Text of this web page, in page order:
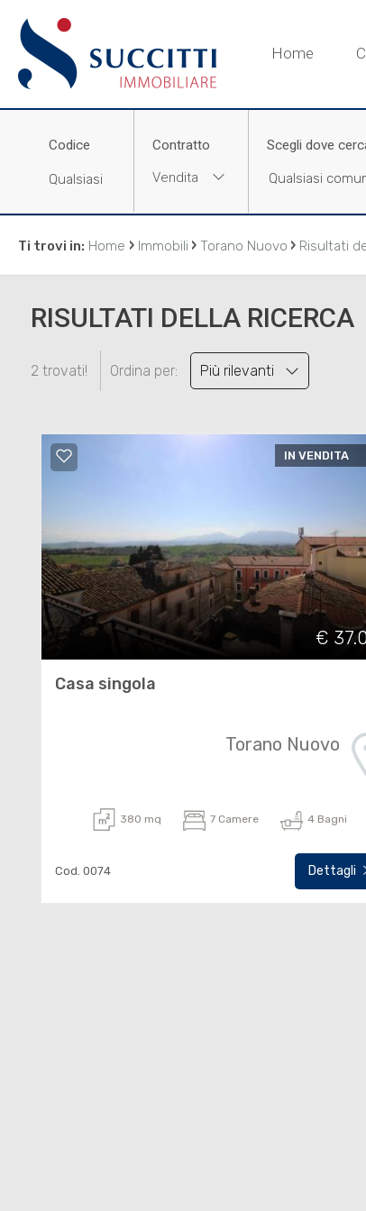
Home
Codice
Contratto
Vendita
Scegli dove
Ti trovi in: Home › Immobili › Torano Nuovo › Risultati
RISULTATI DELLA RICERCA
2 trovati! Ordina per: Più rilevanti
IN VENDITA
€
Casa singola
Torano Nuovo
380 mq 7 Camere 4 Bagni
Cod. 0074 Dettagli